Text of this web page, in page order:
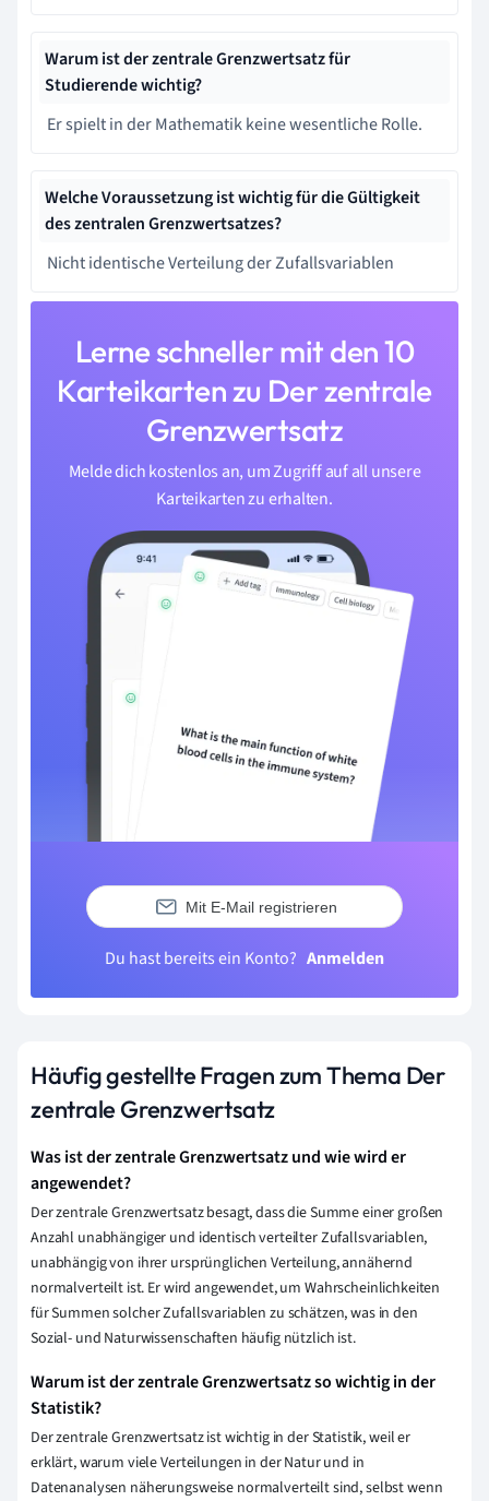
Warum ist der zentrale Grenzwertsatz für
Studierende wichtig?
Er spielt in der Mathematik keine wesentliche Rolle.
Welche Voraussetzung ist wichtig für die Gültigkeit
des zentralen Grenzwertsatzes?
Nicht identische Verteilung der Zufallsvariablen
Lerne schneller mit den 10
Karteikarten zu Der zentrale
Grenzwertsatz
Melde dich kostenlos an, um Zugriff auf all unsere
Karteikarten zu erhalten.
Mit E-Mail registrieren
Du hast bereits ein Konto? Anmelden
Häufig gestellte Fragen zum Thema Der
zentrale Grenzwertsatz
Was ist der zentrale Grenzwertsatz und wie wird er
angewendet?
Der zentrale Grenzwertsatz besagt, dass die Summe einer großen
Anzahl unabhängiger und identisch verteilter Zufallsvariablen,
unabhängig von ihrer ursprünglichen Verteilung, annähernd
normalverteilt ist. Er wird angewendet, um Wahrscheinlichkeiten
für Summen solcher Zufallsvariablen zu schätzen, was in den
Sozial- und Naturwissenschaften häufig nützlich ist.
Warum ist der zentrale Grenzwertsatz so wichtig in der
Statistik?
Der zentrale Grenzwertsatz ist wichtig in der Statistik, weil er
erklärt, warum viele Verteilungen in der Natur und in
Datenanalysen näherungsweise normalverteilt sind, selbst wenn